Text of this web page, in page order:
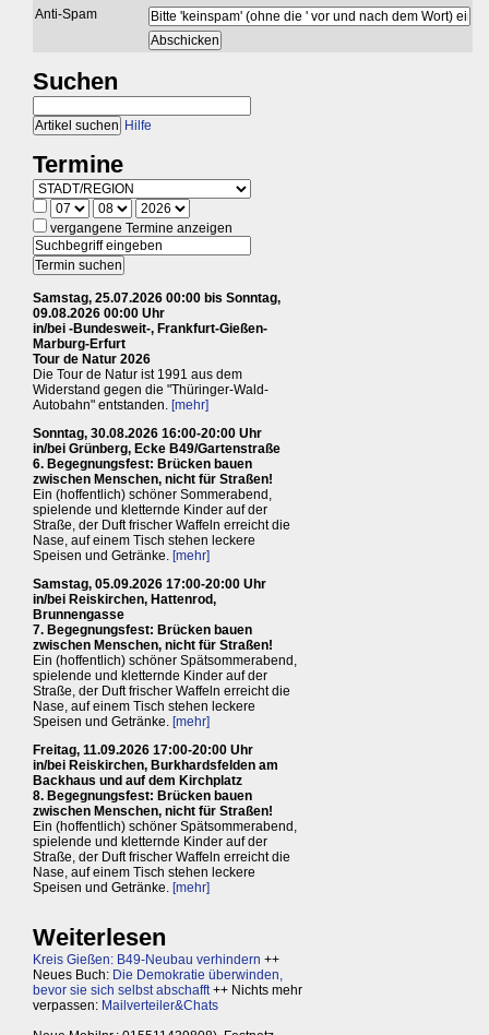
Anti-Spam
Suchen
Hilfe
Termine
vergangene Termine anzeigen
Samstag, 25.07.2026 00:00 bis Sonntag,
09.08.2026 00:00 Uhr
in/bei -Bundesweit-, Frankfurt-Gießen-
Marburg-Erfurt
Tour de Natur 2026
Die Tour de Natur ist 1991 aus dem
Widerstand gegen die "Thüringer-Wald-
Autobahn" entstanden. [mehr]
Sonntag, 30.08.2026 16:00-20:00 Uhr
in/bei Grünberg, Ecke B49/Gartenstraße
6. Begegnungsfest: Brücken bauen
zwischen Menschen, nicht für Straßen!
Ein (hoffentlich) schöner Sommerabend,
spielende und kletternde Kinder auf der
Straße, der Duft frischer Waffeln erreicht die
Nase, auf einem Tisch stehen leckere
Speisen und Getränke. [mehr]
Samstag, 05.09.2026 17:00-20:00 Uhr
in/bei Reiskirchen, Hattenrod,
Brunnengasse
7. Begegnungsfest: Brücken bauen
zwischen Menschen, nicht für Straßen!
Ein (hoffentlich) schöner Spätsommerabend,
spielende und kletternde Kinder auf der
Straße, der Duft frischer Waffeln erreicht die
Nase, auf einem Tisch stehen leckere
Speisen und Getränke. [mehr]
Freitag, 11.09.2026 17:00-20:00 Uhr
in/bei Reiskirchen, Burkhardsfelden am
Backhaus und auf dem Kirchplatz
8. Begegnungsfest: Brücken bauen
zwischen Menschen, nicht für Straßen!
Ein (hoffentlich) schöner Spätsommerabend,
spielende und kletternde Kinder auf der
Straße, der Duft frischer Waffeln erreicht die
Nase, auf einem Tisch stehen leckere
Speisen und Getränke. [mehr]
Weiterlesen
Kreis Gießen: B49-Neubau verhindern ++
Neues Buch: Die Demokratie überwinden,
bevor sie sich selbst abschafft++ Nichts mehr
verpassen: Mailverteiler&Chats